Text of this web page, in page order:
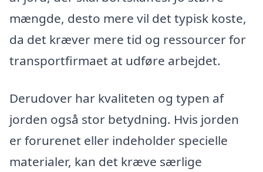
mængde, desto mere vil det typisk koste,
da det kræver mere tid og ressourcer for
transportfirmaet at udføre arbejdet.
Derudover har kvaliteten og typen af
jorden også stor betydning. Hvis jorden
er forurenet eller indeholder specielle
materialer, kan det kræve særlige